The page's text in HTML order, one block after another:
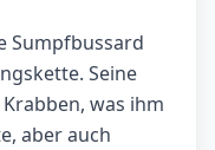
Sumpfbussard
Seine
was ihm
aber auch